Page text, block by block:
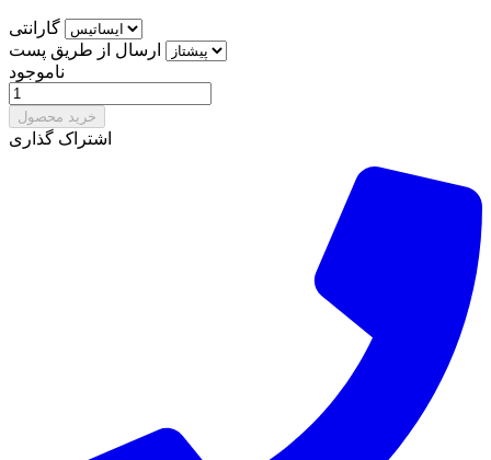
گارانتی
ارسال از طریق پست
ناموجود
خرید محصول
اشتراک گذاری